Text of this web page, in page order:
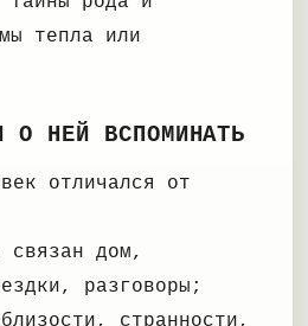
тепла или
О НЕЙ ВСПОМИНАТЬ
отличался от
связан дом,
разговоры;
странности,